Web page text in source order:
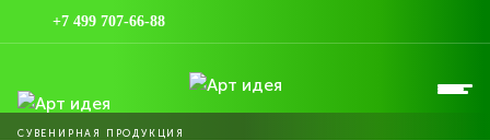
СУВЕНИРНАЯ ПРОДУКЦИЯ
+7 499 707-66-88